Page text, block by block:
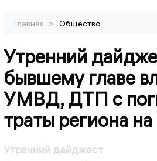
Главная > Общество
Утренний
бывшему главе
УМВД, ДТП с
траты региона
Утренний дайджест